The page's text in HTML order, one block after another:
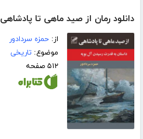
دانلود رمان از صید ماهى تا پادشاهى
از:حمزه سردادور
موضوع:تاریخی
۵۱۲ صفحه